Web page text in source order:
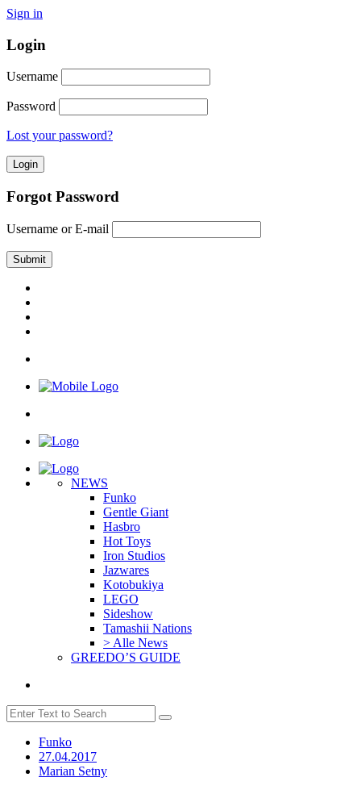
Sign in
Login
Username
Password
Lost your password?
Forgot Password
Username or E-mail
NEWS
Funko
Gentle Giant
Hasbro
Hot Toys
Iron Studios
Jazwares
Kotobukiya
LEGO
Sideshow
Tamashii Nations
> Alle News
GREEDO’S GUIDE
Funko
27.04.2017
Marian Setny